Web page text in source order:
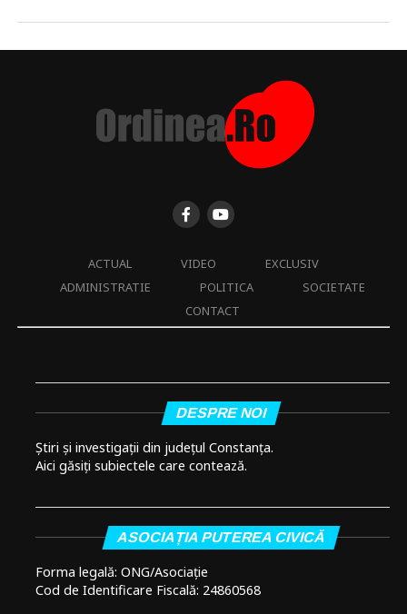
ACTUAL VIDEO
EXCLUSIV
ADMINISTRATIE
POLITICA
SOCIETATE
CONTACT
DESPRE NOI
Știri și investigații din județul Constanța.
Aici găsiți subiectele care contează.
ASOCIAȚIA PUTEREA CIVICĂ
Forma legală: ONG/Asociație
Cod de Identificare Fiscală: 24860568